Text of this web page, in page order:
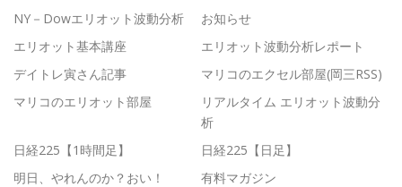
NY－Dowエリオット波動分析
お知らせ
エリオット基本講座
エリオット波動分析レポート
デイトレ寅さん記事
マリコのエクセル部屋(岡三RSS)
マリコのエリオット部屋
リアルタイム エリオット波動分
析
日経225【1時間足】
日経225【日足】
明日、やれんのか？おい！
有料マガジン